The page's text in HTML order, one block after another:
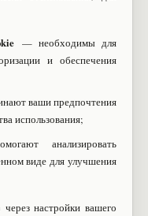
— необходимы для
и обеспечения
ваши предпочтения
использования;
анализировать
виде для улучшения
настройки вашего